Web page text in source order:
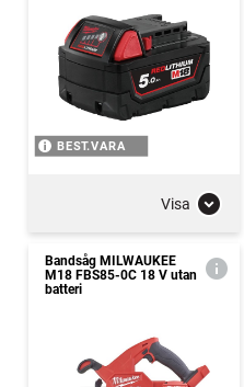
BEST.VARA
Visa
Bandsåg MILWAUKEE
M18 FBS85-0C 18 V utan
batteri